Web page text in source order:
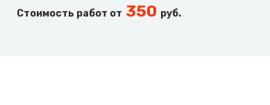
Стоимость работ от 350 руб.